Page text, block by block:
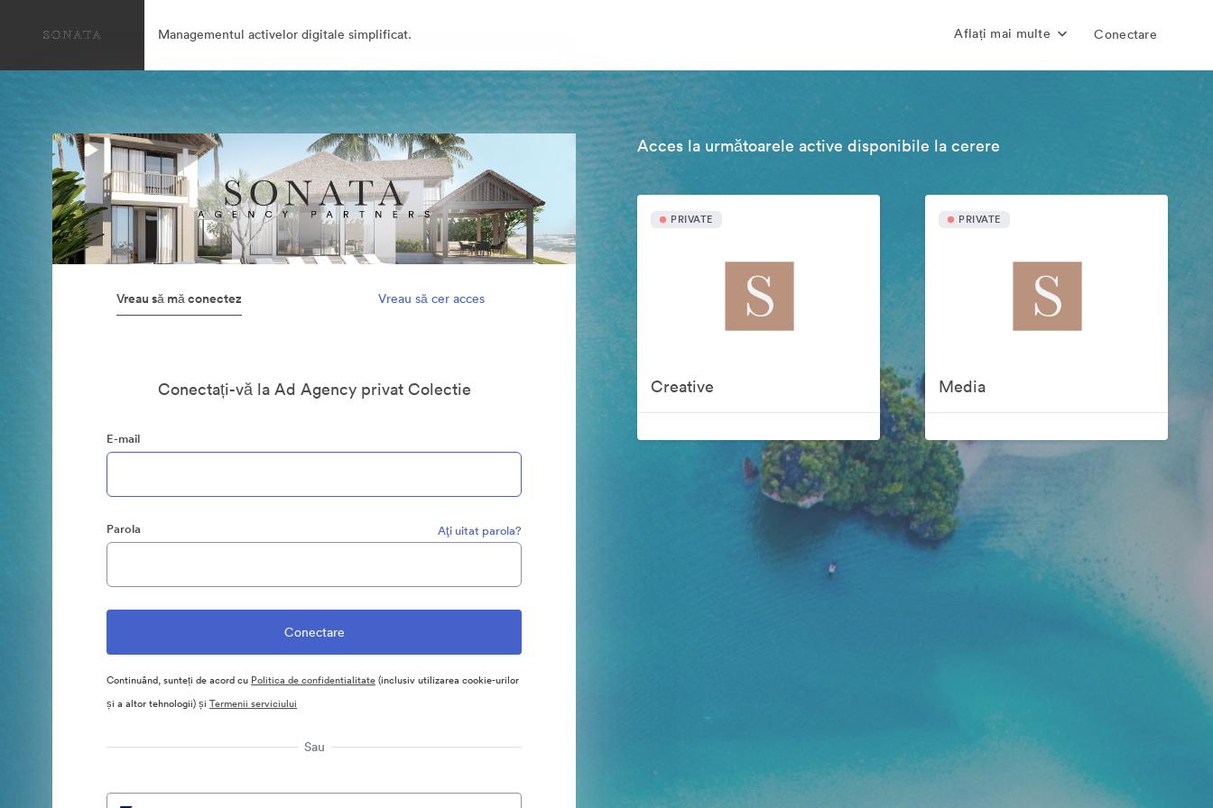
Managementul activelor digitale simplificat. Aflați mai multe Conectare
Vreau să mă conectez Vreau să cer acces
Conectați-vă la Ad Agency privat Colectie
E-mail
Parola Aţi uitat parola?
Continuând, sunteți de acord cu Politica de confidentialitate(inclusiv utilizarea cookie-urilor
și a altor tehnologii) șiTermenii serviciului
Sau
Acces la următoarele active disponibile la cerere
PRIVATE
Creative
PRIVATE
Media